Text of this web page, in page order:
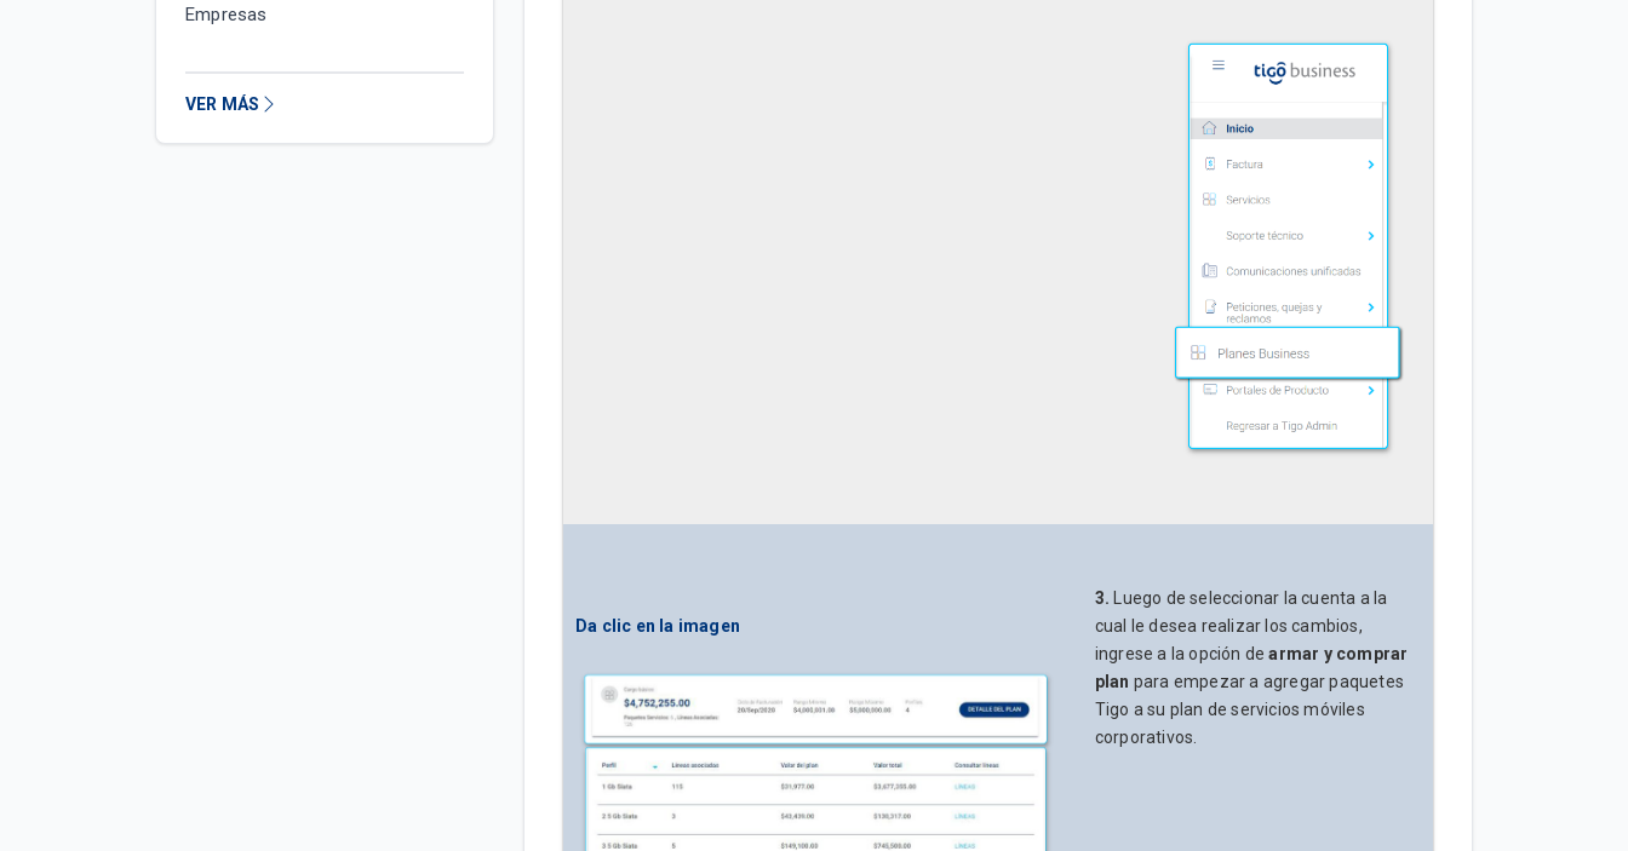
Empresas
VER MÁS
Da clic en la imagen
3. Luego de seleccionar la cuenta a la
cual le desea realizar los cambios,
ingrese a la opción dearmar y comprar
plan para empezar a agregar paquetes
Tigo a su plan de servicios móviles
corporativos.